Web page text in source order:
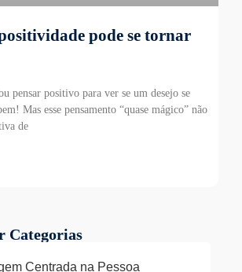
pode se tornar
pensar positivo para ver se um desejo se
Mas esse pensamento “quase mágico” não
de
Categorias
Centrada na Pessoa